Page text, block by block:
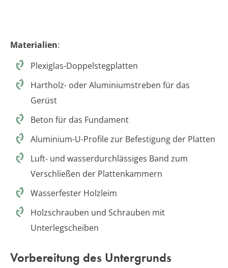
Materialien:
Plexiglas-Doppelstegplatten
Hartholz- oder Aluminiumstreben für das
Gerüst
Beton für das Fundament
Aluminium-U-Profile zur Befestigung der Platten
Luft- und wasserdurchlässiges Band zum
Verschließen der Plattenkammern
Wasserfester Holzleim
Holzschrauben und Schrauben mit
Unterlegscheiben
Vorbereitung des Untergrunds